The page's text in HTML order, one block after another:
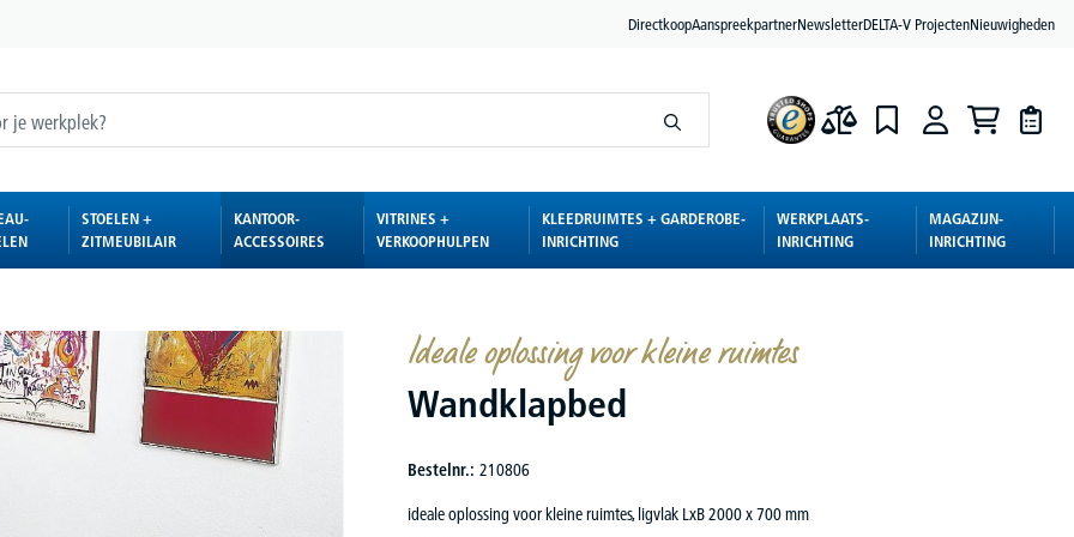
DirectkoopAanspreekpartnerNewsletterDELTA-V ProjectenNieuwigheden
STOELEN +
ZITMEUBILAIR
KANTOOR-
ACCESSOIRES
VITRINES +
VERKOOPHULPEN
KLEEDRUIMTES + GARDEROBE-
INRICHTING
WERKPLAATS-
INRICHTING
MAGAZIJN-
INRICHTING
Ideale oplossing voor kleine ruimtes
Wandklapbed
Bestelnr.: 210806
ideale oplossing voor kleine ruimtes, ligvlak LxB 2000 x 700 mm